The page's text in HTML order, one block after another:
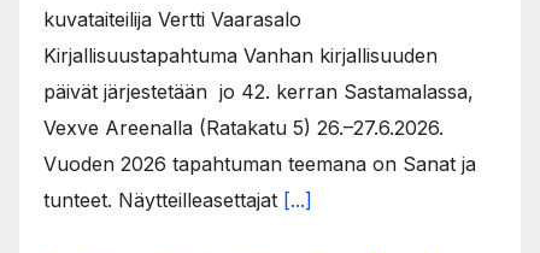
kuvataiteilija Vertti Vaarasalo
Kirjallisuustapahtuma Vanhan kirjallisuuden
päivät järjestetään jo 42. kerran Sastamalassa,
Vexve Areenalla (Ratakatu 5) 26.–27.6.2026.
Vuoden 2026 tapahtuman teemana on Sanat ja
tunteet. Näytteilleasettajat [...]